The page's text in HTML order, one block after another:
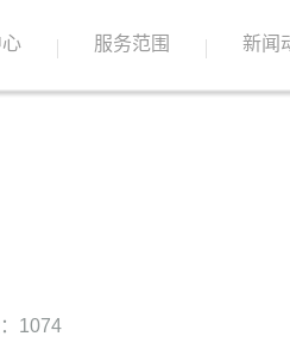
服务范围 新闻
1074